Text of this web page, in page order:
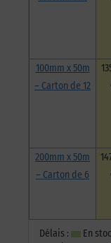
100mm x 50m
– Carton de 12
200mm x 50m
– Carton de 6
Délais :
En